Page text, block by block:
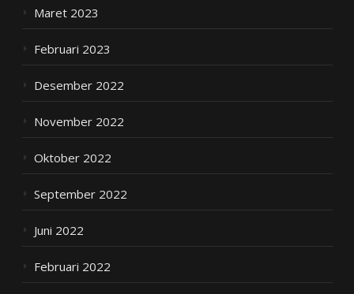
Maret 2023
Februari 2023
Desember 2022
November 2022
Oktober 2022
September 2022
Juni 2022
Februari 2022